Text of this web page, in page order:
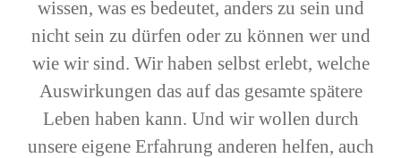
wissen, was es bedeutet, anders zu sein und
nicht sein zu dürfen oder zu können wer und
wie wir sind. Wir haben selbst erlebt, welche
Auswirkungen das auf das gesamte spätere
Leben haben kann. Und wir wollen durch
unsere eigene Erfahrung anderen helfen, auch